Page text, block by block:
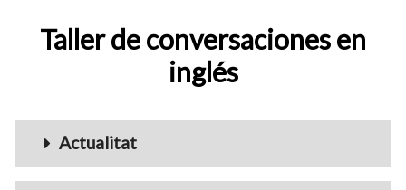
Taller de conversaciones en
inglés
Menu_Videos
Actualitat